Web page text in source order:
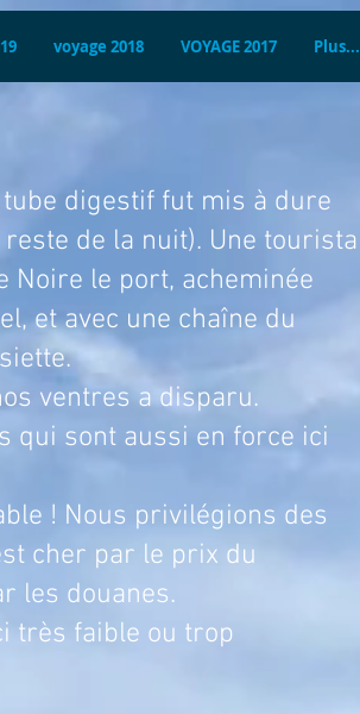
voyage 2018 VOYAGE 2017 Plus...
digestif fut mis à dure
de la nuit). Une tourista
Noire le port, acheminée
et avec une chaîne du
ventres a disparu.
qui sont aussi en force ici
Nous privilégions des
cher par le prix du
les douanes.
très faible ou trop